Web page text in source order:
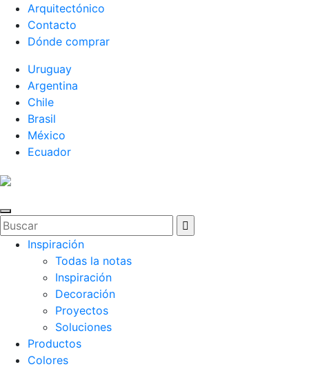
Arquitectónico
Contacto
Dónde comprar
Uruguay
Argentina
Chile
Brasil
México
Ecuador
Inspiración
Todas la notas
Inspiración
Decoración
Proyectos
Soluciones
Productos
Colores